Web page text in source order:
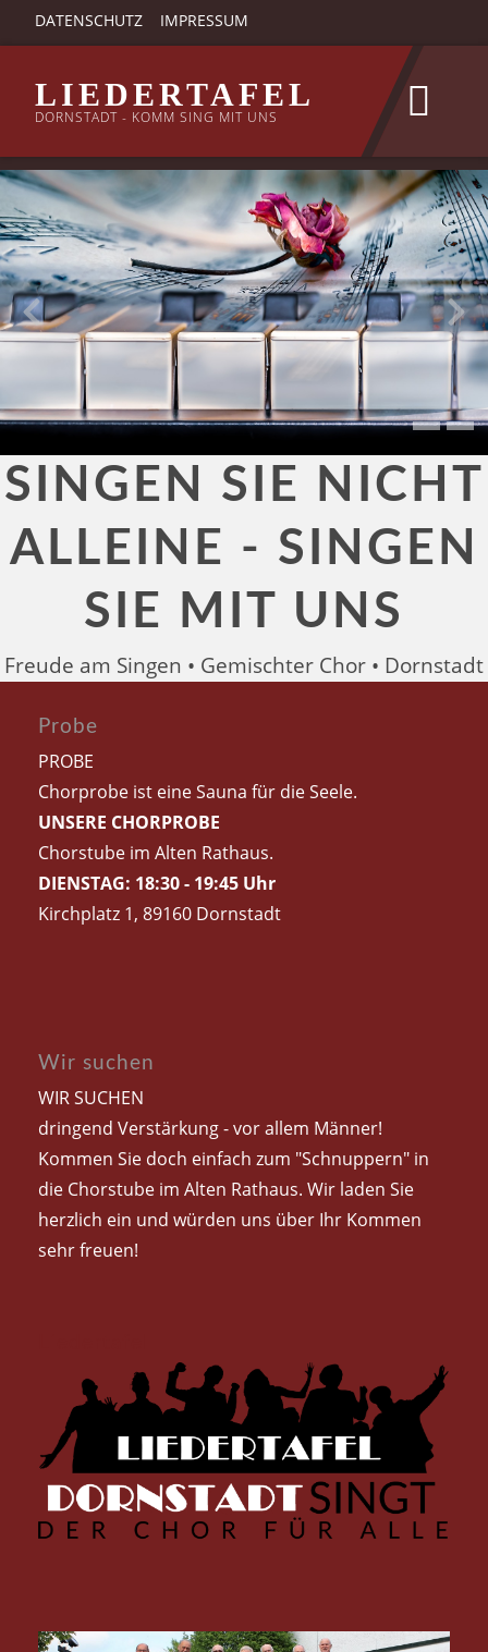
DATENSCHUTZ IMPRESSUM
LIEDERTAFEL
DORNSTADT - KOMM SING MIT UNS
SINGEN SIE NICHT
ALLEINE - SINGEN
SIE MIT UNS
Freude am Singen • Gemischter Chor • Dornstadt
Probe
PROBE
Chorprobe ist eine Sauna für die Seele.
UNSERE CHORPROBE
Chorstube im Alten Rathaus.
DIENSTAG: 18:30 - 19:45 Uhr
Kirchplatz 1, 89160 Dornstadt
Wir suchen
WIR SUCHEN
dringend Verstärkung - vor allem Männer!
Kommen Sie doch einfach zum "Schnuppern" in
die Chorstube im Alten Rathaus. Wir laden Sie
herzlich ein und würden uns über Ihr Kommen
sehr freuen!